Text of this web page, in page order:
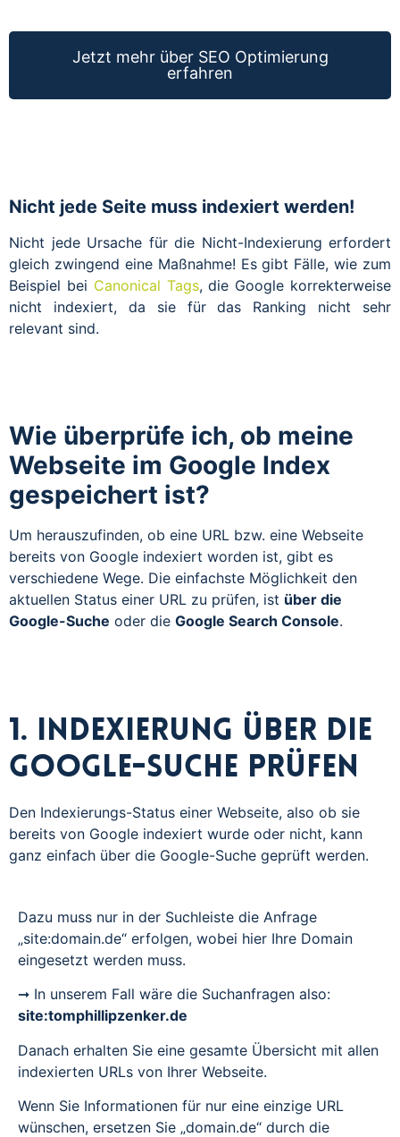
Jetzt mehr über SEO Optimierung
erfahren
Nicht jede Seite muss indexiert werden!
Nicht jede Ursache für die Nicht-Indexierung erfordert
gleich zwingend eine Maßnahme! Es gibt Fälle, wie zum
Beispiel bei Canonical Tags, die Google korrekterweise
nicht indexiert, da sie für das Ranking nicht sehr
relevant sind.
Wie überprüfe ich, ob meine
Webseite im Google Index
gespeichert ist?
Um herauszufinden, ob eine URL bzw. eine Webseite
bereits von Google indexiert worden ist, gibt es
verschiedene Wege. Die einfachste Möglichkeit den
aktuellen Status einer URL zu prüfen, ist über die
Google-Suche oder die Google Search Console.
1. Indexierung über die
Google-Suche prüfen
Den Indexierungs-Status einer Webseite, also ob sie
bereits von Google indexiert wurde oder nicht, kann
ganz einfach über die Google-Suche geprüft werden.
Dazu muss nur in der Suchleiste die Anfrage
„site:domain.de“ erfolgen, wobei hier Ihre Domain
eingesetzt werden muss.
➞ In unserem Fall wäre die Suchanfragen also:
site:tomphillipzenker.de
Danach erhalten Sie eine gesamte Übersicht mit allen
indexierten URLs von Ihrer Webseite.
Wenn Sie Informationen für nur eine einzige URL
wünschen, ersetzen Sie „domain.de“ durch die